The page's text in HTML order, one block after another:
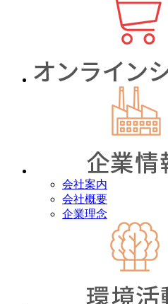
会社案内
会社概要
企業理念